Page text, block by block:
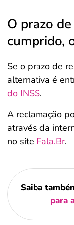
O prazo
cumprido,
Se o prazo de
alternativa é
do INSS.
A reclamação
através da
no site Fala.Br.
Saiba
para